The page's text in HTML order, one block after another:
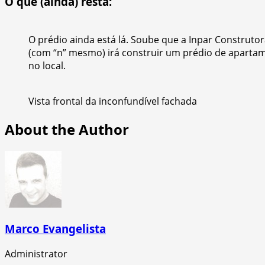
O prédio ainda está lá. Soube que a Inpar
(com “n” mesmo) irá construir um prédio de
no local.
Vista frontal da inconfundível fachada
About the Author
Marco Evangelista
Administrator